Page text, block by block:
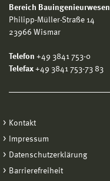
Bereich Bauingenieurwesen
Philipp-Müller-Straße 14
23966 Wismar
Telefon +49 3841 753-0
Telefax +49 3841 753-73 83
Kontakt
Impressum
Datenschutzerklärung
Barrierefreiheit